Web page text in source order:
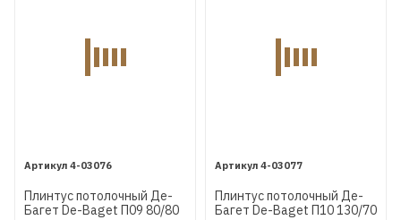
4-03076
Плинтус потолочный Де-
Багет De-Baget П09 80/80
4-03077
Плинтус потолочный Де-
Багет De-Baget П10 130/70